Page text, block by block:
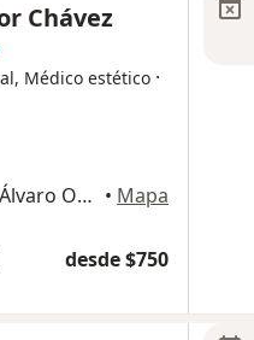
Chávez
Médico estético ·
Av Insurgentes Sur 1883-301 , Álvaro Obregón • Mapa
desde $750